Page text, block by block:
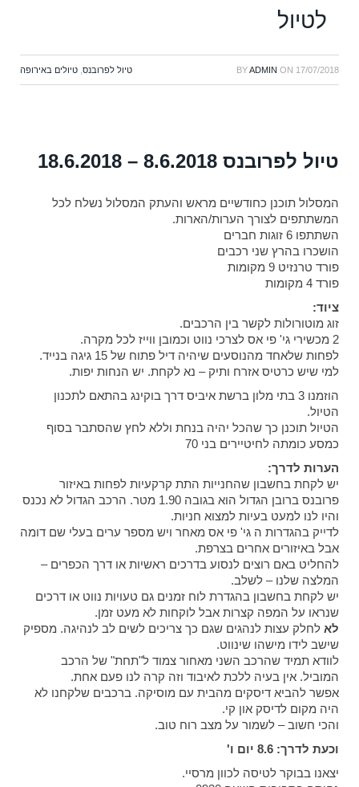
לטיול
BYADMIN ON 17/07/2018 טיול לפרובנס טיולים באירופה
טיול לפרובנס 8.6.2018 – 18.6.2018
המסלול תוכנן כחודשיים מראש והעתק המסלול נשלח לכל
המשתתפים לצורך הערות/הארות.
השתתפו 6 זוגות חברים
הושכרו בהרץ שני רכבים
פורד טרנזיט 9 מקומות
פורד 4 מקומות
ציוד:
זוג מוטורולות לקשר בין הרכבים.
2 מכשירי גי' פי אס לצרכי נווט וכמובן ווייז לכל מקרה.
לפחות שלאחד מהנוסעים שיהיה דיל פתוח של 15 גיגה בנייד.
למי שיש כרטיס אזרח ותיק – נא לקחת. יש הנחות יפות.
הוזמנו 3 בתי מלון ברשת איביס דרך בוקינג בהתאם לתכנון
הטיול.
הטיול תוכנן כך שהכל יהיה בנחת וללא לחץ שהסתבר בסוף
כמסע כומתה לחיטיירים בני 70
הערות לדרך:
יש לקחת בחשבון שהחנייות התת קרקעיות לפחות באיזור
פרובנס ברובן הגדול הוא בגובה 1.90 מטר. הרכב הגדול לא נכנס
והיו לנו למעט בעיות למצוא חניות.
לדייק בהגדרות ה גי' פי אס מאחר ויש מספר ערים בעלי שם דומה
אבל באיזורים אחרים בצרפת.
להחליט באם רוצים לנסוע בדרכים ראשיות או דרך הכפרים –
המלצה שלנו – לשלב.
יש לקחת בחשבון בהגדרת לוח זמנים גם טעויות נווט או דרכים
שנראו על המפה קצרות אבל לוקחות לא מעט זמן.
לא לחלק עצות לנהגים שגם כך צריכים לשים לב לנהיגה. מספיק
שישב לידו מישהו שינווט.
לוודא תמיד שהרכב השני מאחור צמוד ל"תחת" של הרכב
המוביל. אין בעיה ללכת לאיבוד וזה קרה לנו פעם אחת.
אפשר להביא דיסקים מהבית עם מוסיקה. ברכבים שלקחנו לא
היה מקום לדיסק און קי.
והכי חשוב – לשמור על מצב רוח טוב.
וכעת לדרך: 8.6 יום ו'
יצאנו בבוקר לטיסה לכוון מרסיי.